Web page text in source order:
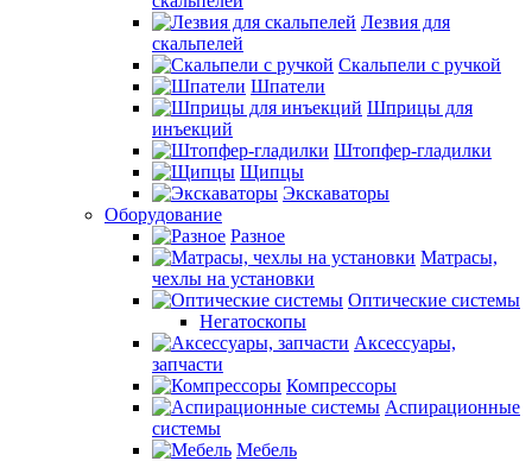
Лезвия для
скальпелей
Скальпели с ручкой
Шпатели
Шприцы для
инъекций
Штопфер-гладилки
Щипцы
Экскаваторы
Оборудование
Разное
Матрасы,
чехлы на установки
Оптические системы
Негатоскопы
Аксессуары,
запчасти
Компрессоры
Аспирационные
системы
Мебель